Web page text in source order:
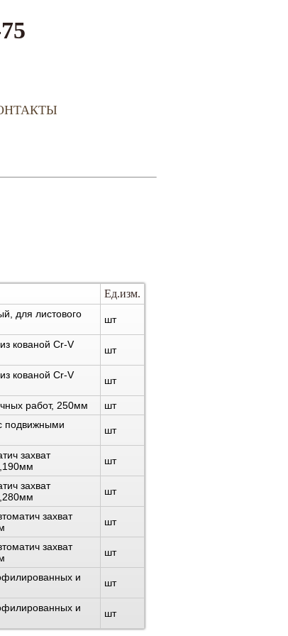
Ед.изм.
для листового
шт
кованой Cr-V
шт
кованой Cr-V
шт
работ, 250мм шт
подвижными
шт
захват
шт
захват
шт
захват
шт
захват
шт
и
шт
и
шт